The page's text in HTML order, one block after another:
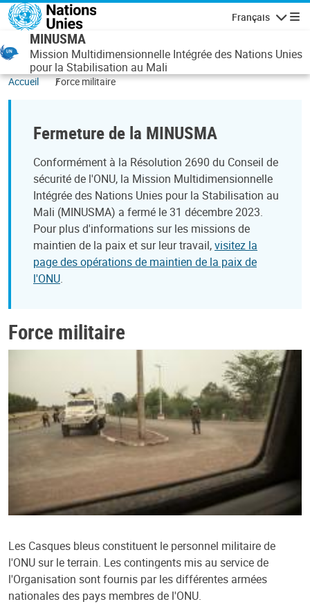
Aller au contenu principal
Français
MINUSMA
Mission Multidimensionnelle Intégrée des Nations Unies
pour la Stabilisation au Mali
Accueil Force militaire
Fermeture de la MINUSMA
Conformément à la Résolution 2690 du Conseil de
sécurité de l'ONU, la Mission Multidimensionnelle
Intégrée des Nations Unies pour la Stabilisation au
Mali (MINUSMA) a fermé le 31 décembre 2023.
Pour plus d'informations sur les missions de
maintien de la paix et sur leur travail,visitez la
page des opérations de maintien de la paix de
l'ONU.
Force militaire
Les Casques bleus constituent le personnel militaire de
l'ONU sur le terrain. Les contingents mis au service de
l'Organisation sont fournis par les différentes armées
nationales des pays membres de l'ONU.